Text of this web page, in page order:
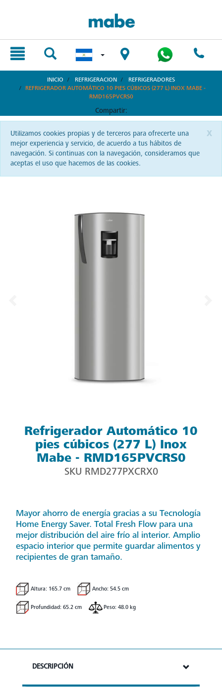
INICIO REFRIGERACION
REFRIGERADORES
REFRIGERADOR AUTOMÁTICO 10 PIES CÚBICOS (277 L) INOX MABE -
RMD165PVCRS0
Compartir:
x
Utilizamos cookies propias y de terceros para ofrecerte una
mejor experiencia y servicio, de acuerdo a tus hábitos de
navegación. Si continuas con la navegación, consideramos que
aceptas el uso que hacemos de las cookies.
Refrigerador Automático 10
pies cúbicos (277 L) Inox
Mabe - RMD165PVCRS0
SKU RMD277PXCRX0
Mayor ahorro de energía gracias a su Tecnología
Home Energy Saver. Total Fresh Flow para una
mejor distribución del aire frío al interior. Amplio
espacio interior que permite guardar alimentos y
recipientes de gran tamaño.
Altura: 165.7 cm Ancho: 54.5 cm
Profundidad: 65.2 cm Peso: 48.0 kg
DESCRIPCIÓN